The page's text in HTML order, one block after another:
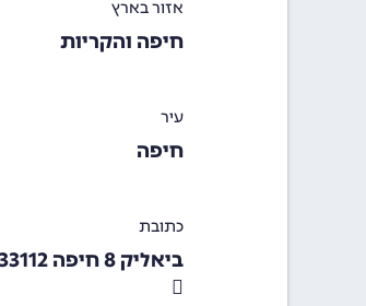
אזור בארץ
חיפה והקריות
עיר
חיפה
כתובת
ביאליק 8 חיפה 33112